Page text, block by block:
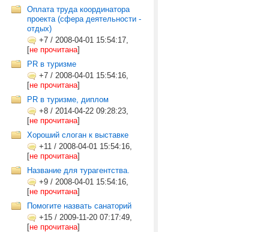
Оплата труда координатора
проекта (сфера деятельности -
отдых)
+7 / 2008-04-01 15:54:17,
[не прочитана]
PR в туризме
+7 / 2008-04-01 15:54:16,
[не прочитана]
PR в туризме, диплом
+8 / 2014-04-22 09:28:23,
[не прочитана]
Хороший слоган к выставке
+11 / 2008-04-01 15:54:16,
[не прочитана]
Название для турагентства.
+9 / 2008-04-01 15:54:16,
[не прочитана]
Помогите назвать санаторий
+15 / 2009-11-20 07:17:49,
[не прочитана]